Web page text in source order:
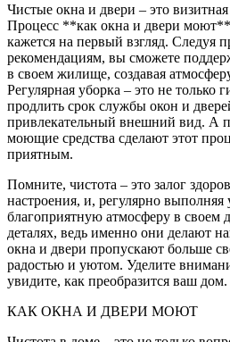
Чистые окна и двери – это
Процесс **как окна и двери
кажется на первый взгляд. Следуя
рекомендациям, вы сможете
в своем жилище, создавая
Регулярная уборка – это не только
продлить срок службы окон и
привлекательный внешний вид. А
моющие средства сделают этот
приятным.
Помните, чистота – это залог
настроения, и, регулярно выполняя
благоприятную атмосферу в своем
деталях, ведь именно они делают
окна и двери пропускают больше
радостью и уютом. Уделите
увидите, как преобразится ваш дом.
КАК ОКНА И ДВЕРИ МОЮТ